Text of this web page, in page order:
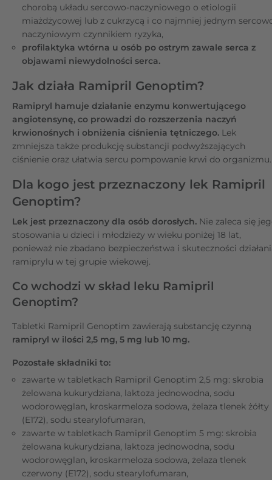
chorobą układu sercowo-naczyniowego o etiologii
miażdżycowej lub z cukrzycą i co najmniej jednym
naczyniowym czynnikiem ryzyka,
profilaktyka wtórna u osób po ostrym zawale serca z
objawami niewydolności serca.
Jak działa Ramipril Genoptim?
Ramipryl hamuje działanie enzymu konwertującego
angiotensynę, co prowadzi do rozszerzenia naczyń
krwionośnych i obniżenia ciśnienia tętniczego. Lek
zmniejsza także produkcję substancji podwyższających
ciśnienie oraz ułatwia sercu pompowanie krwi do organizmu.
Dla kogo jest przeznaczony lek Ramipril
Genoptim?
Lek jest przeznaczony dla osób dorosłych. Nie zaleca się
stosowania u dzieci i młodzieży w wieku poniżej 18 lat,
ponieważ nie zbadano bezpieczeństwa i skuteczności
ramiprylu w tej grupie wiekowej.
Co wchodzi w skład leku Ramipril
Genoptim?
Tabletki Ramipril Genoptim zawierają substancję czynną
ramipryl w ilości 2,5 mg, 5 mg lub 10 mg.
Pozostałe składniki to:
zawarte w tabletkach Ramipril Genoptim 2,5 mg: skrobia
żelowana kukurydziana, laktoza jednowodna, sodu
wodorowęglan, kroskarmeloza sodowa, żelaza tlenek żółty
(E172), sodu stearylofumaran,
zawarte w tabletkach Ramipril Genoptim 5 mg: skrobia
żelowana kukurydziana, laktoza jednowodna, sodu
wodorowęglan, kroskarmeloza sodowa, żelaza tlenek
czerwony (E172), sodu stearylofumaran,